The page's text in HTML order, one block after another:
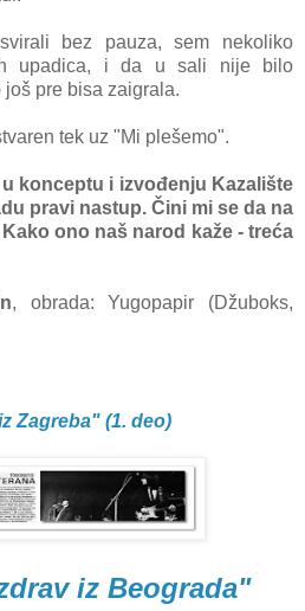
bez pauza, sem nekoliko
upadica, i da u sali nije bilo
pre bisa zaigrala.
tek uz "Mi plešemo".
konceptu i izvođenju Kazalište
pravi nastup. Čini mi se da na
ono naš narod kaže - treća
, obrada: Yugopapir (Džuboks,
Zagreba" (1. deo)
iz Beograda"